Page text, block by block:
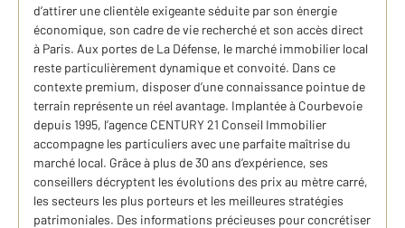
d’attirer une clientèle exigeante séduite par son énergie
économique, son cadre de vie recherché et son accès direct
à Paris. Aux portes de La Défense, le marché immobilier local
reste particulièrement dynamique et convoité. Dans ce
contexte premium, disposer d’une connaissance pointue de
terrain représente un réel avantage. Implantée à Courbevoie
depuis 1995, l’agence CENTURY 21 Conseil Immobilier
accompagne les particuliers avec une parfaite maîtrise du
marché local. Grâce à plus de 30 ans d’expérience, ses
conseillers décryptent les évolutions des prix au mètre carré,
les secteurs les plus porteurs et les meilleures stratégies
patrimoniales. Des informations précieuses pour concrétiser